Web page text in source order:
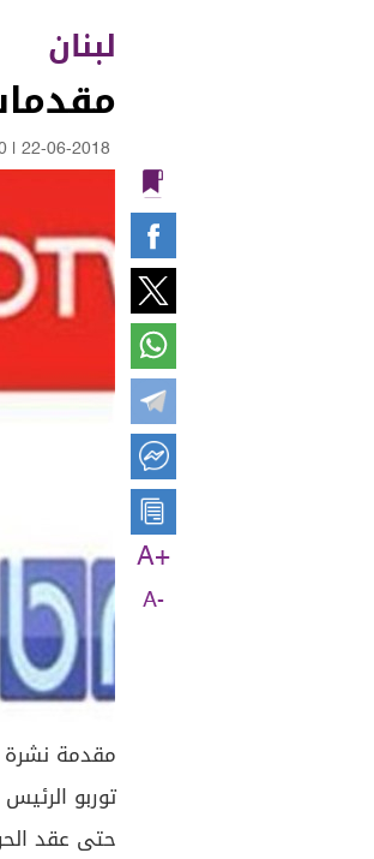
لبنان
22-06-2018
A+
A-
مقدمة
توربو
حتى عقد